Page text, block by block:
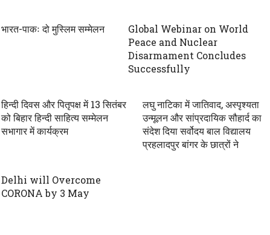
भारत-पाकः दो मुस्लिम सम्मेलन
Global Webinar on World
Peace and Nuclear
Disarmament Concludes
Successfully
हिन्दी दिवस और पितृपक्ष में 13 सितंबर
को बिहार हिन्दी साहित्य सम्मेलन
सभागार में कार्यक्रम
लघु नाटिका में जातिवाद, अस्पृश्यता
उन्मूलन और सांप्रदायिक सौहार्द का
संदेश दिया सर्वोदय बाल विद्यालय
प्रहलादपुर बांगर के छात्रों ने
Delhi will Overcome
CORONA by 3 May